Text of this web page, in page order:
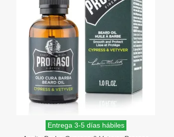
Entrega 3-5 días hábiles